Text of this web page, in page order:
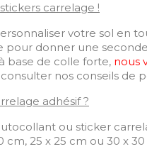
carrelage !
votre sol en
pour donner une
base de colle forte, nous
nos conseils de
adhésif ?
ou sticker
cm, 25 x 25 cm ou 30 x